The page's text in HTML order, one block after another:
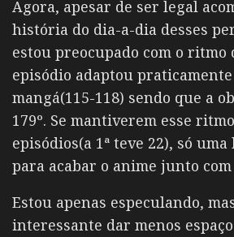
Agora, apesar de ser legal
história do dia-a-dia desses
estou preocupado com o ritmo
episódio adaptou
mangá(115-118) sendo que a
179º. Se mantiverem esse
episódios(a 1ª teve 22), só
para acabar o anime junto com
Estou apenas especulando,
interessante dar menos